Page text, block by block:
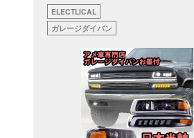
ELECTLICAL
ガレージダイバン